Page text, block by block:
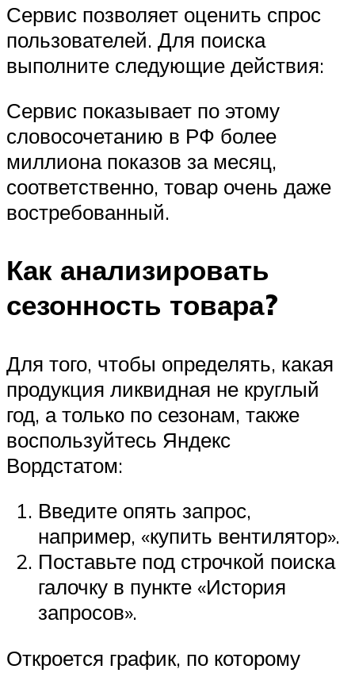
Сервис позволяет оценить спрос
пользователей. Для поиска
выполните следующие действия:
Сервис показывает по этому
словосочетанию в РФ более
миллиона показов за месяц,
соответственно, товар очень даже
востребованный.
Как анализировать
сезонность товара?
Для того, чтобы определять, какая
продукция ликвидная не круглый
год, а только по сезонам, также
воспользуйтесь Яндекс
Вордстатом:
Введите опять запрос,
например, «купить вентилятор».
Поставьте под строчкой поиска
галочку в пункте «История
запросов».
Откроется график, по которому